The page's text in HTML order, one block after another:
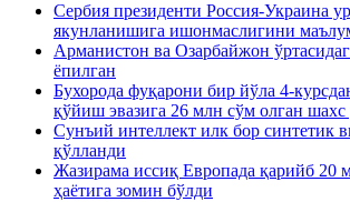
Сербия президенти Россия-Украина
якунланишига ишонмаслигини
Арманистон ва Озарбайжон
ёпилган
Бухорода фуқарони бир йўла 4-
қўйиш эвазига 26 млн сўм олган
Сунъий интеллект илк бор синтетик
қўлланди
Жазирама иссиқ Европада қарийб 20
ҳаётига зомин бўлди